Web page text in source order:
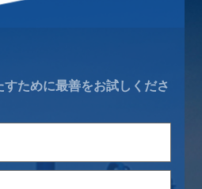
ために最善をお試しくださ